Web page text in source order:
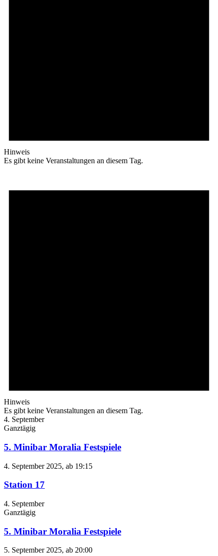
Hinweis
Es gibt keine Veranstaltungen an diesem Tag.
Hinweis
Es gibt keine Veranstaltungen an diesem Tag.
4. September
Ganztägig
5. Minibar Moralia Festspiele
4. September 2025, ab 19:15
Station 17
4. September
Ganztägig
5. Minibar Moralia Festspiele
5. September 2025, ab 20:00